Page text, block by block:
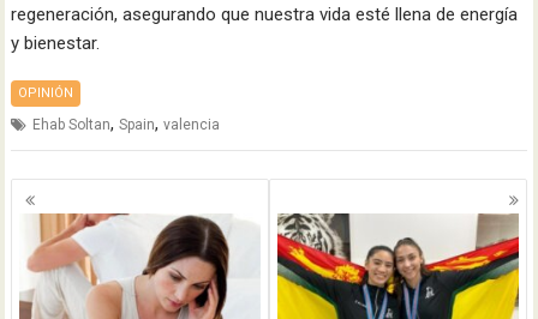
regeneración, asegurando que nuestra vida esté llena de energía
y bienestar.
OPINIÓN
Ehab Soltan,Spain,valencia
Navegación
de
entradas